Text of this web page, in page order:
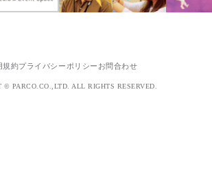
規約プライバシーポリシー お問合わせ
© PARCO.CO.,LTD. ALL RIGHTS RESERVED.